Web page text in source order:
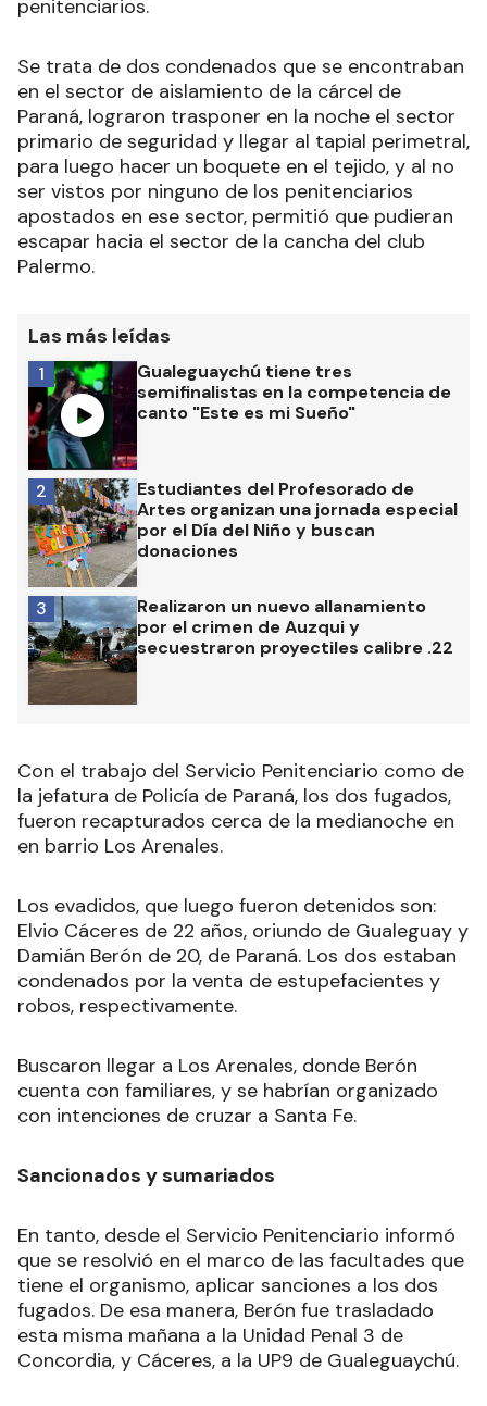
penitenciarios.
Se trata de dos condenados que se encontraban
en el sector de aislamiento de la cárcel de
Paraná, lograron trasponer en la noche el sector
primario de seguridad y llegar al tapial perimetral,
para luego hacer un boquete en el tejido, y al no
ser vistos por ninguno de los penitenciarios
apostados en ese sector, permitió que pudieran
escapar hacia el sector de la cancha del club
Palermo.
Las más leídas
Gualeguaychú tiene tres
semifinalistas en la competencia de
canto "Este es mi Sueño"
1
Estudiantes del Profesorado de
Artes organizan una jornada especial
por el Día del Niño y buscan
donaciones
2
Realizaron un nuevo allanamiento
por el crimen de Auzqui y
secuestraron proyectiles calibre .22
3
Con el trabajo del Servicio Penitenciario como de
la jefatura de Policía de Paraná, los dos fugados,
fueron recapturados cerca de la medianoche en
en barrio Los Arenales.
Los evadidos, que luego fueron detenidos son:
Elvio Cáceres de 22 años, oriundo de Gualeguay y
Damián Berón de 20, de Paraná. Los dos estaban
condenados por la venta de estupefacientes y
robos, respectivamente.
Buscaron llegar a Los Arenales, donde Berón
cuenta con familiares, y se habrían organizado
con intenciones de cruzar a Santa Fe.
Sancionados y sumariados
En tanto, desde el Servicio Penitenciario informó
que se resolvió en el marco de las facultades que
tiene el organismo, aplicar sanciones a los dos
fugados. De esa manera, Berón fue trasladado
esta misma mañana a la Unidad Penal 3 de
Concordia, y Cáceres, a la UP9 de Gualeguaychú.